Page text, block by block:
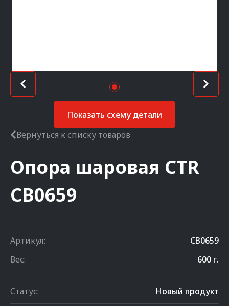
Показать схему детали
Вернуться к списку товаров
Опора шаровая CTR
CB0659
Артикул:
CB0659
Вес:
600 г.
Статус: Новый продукт